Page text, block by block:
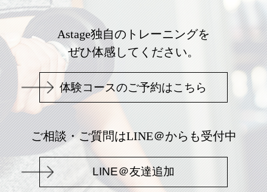
Astage独自のトレーニングを
ぜひ体感してください。
体験コースのご予約はこちら
ご相談・ご質問はLINE＠からも受付中
LINE＠友達追加